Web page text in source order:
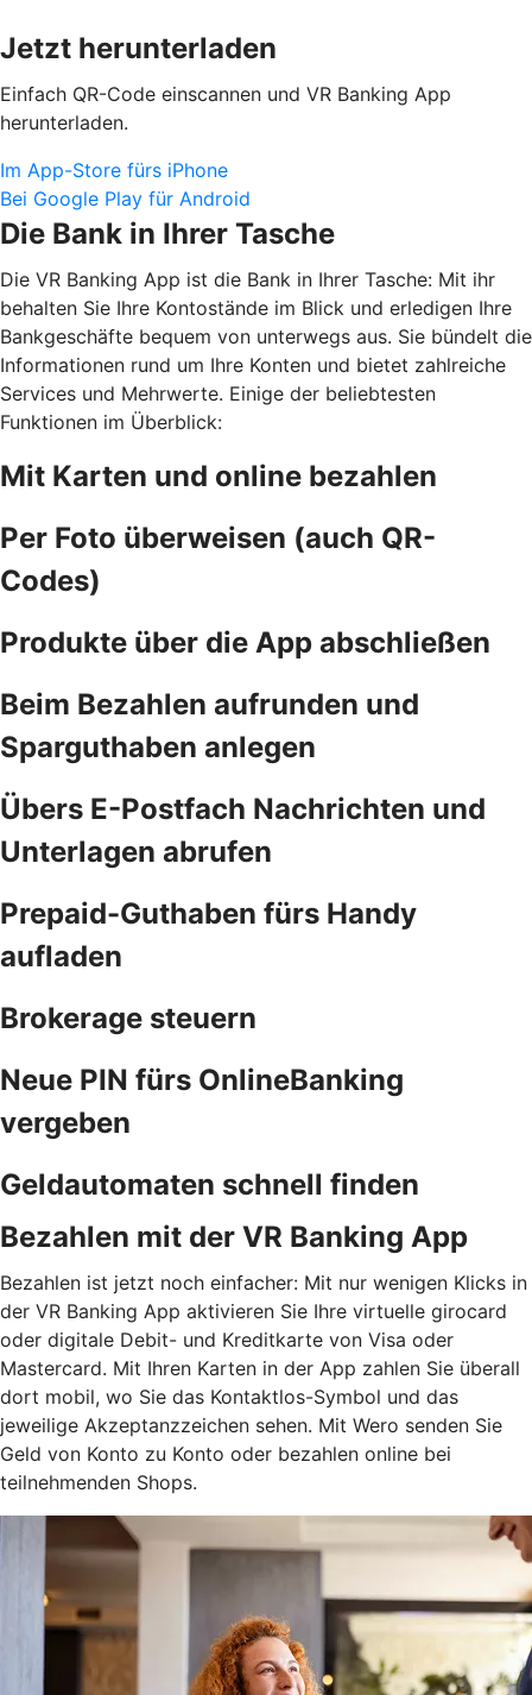
Jetzt herunterladen
Einfach QR-Code einscannen und VR Banking App
herunterladen.
Im App-Store fürs iPhone
Bei Google Play für Android
Die Bank in Ihrer Tasche
Die VR Banking App ist die Bank in Ihrer Tasche: Mit ihr
behalten Sie Ihre Kontostände im Blick und erledigen Ihre
Bankgeschäfte bequem von unterwegs aus. Sie bündelt die
Informationen rund um Ihre Konten und bietet zahlreiche
Services und Mehrwerte. Einige der beliebtesten
Funktionen im Überblick:
Mit Karten und online bezahlen
Per Foto überweisen (auch QR-
Codes)
Produkte über die App abschließen
Beim Bezahlen aufrunden und
Sparguthaben anlegen
Übers E-Postfach Nachrichten und
Unterlagen abrufen
Prepaid-Guthaben fürs Handy
aufladen
Brokerage steuern
Neue PIN fürs OnlineBanking
vergeben
Geldautomaten schnell finden
Bezahlen mit der VR Banking App
Bezahlen ist jetzt noch einfacher: Mit nur wenigen Klicks in
der VR Banking App aktivieren Sie Ihre virtuelle girocard
oder digitale Debit- und Kreditkarte von Visa oder
Mastercard. Mit Ihren Karten in der App zahlen Sie überall
dort mobil, wo Sie das Kontaktlos-Symbol und das
jeweilige Akzeptanzzeichen sehen. Mit Wero senden Sie
Geld von Konto zu Konto oder bezahlen online bei
teilnehmenden Shops.